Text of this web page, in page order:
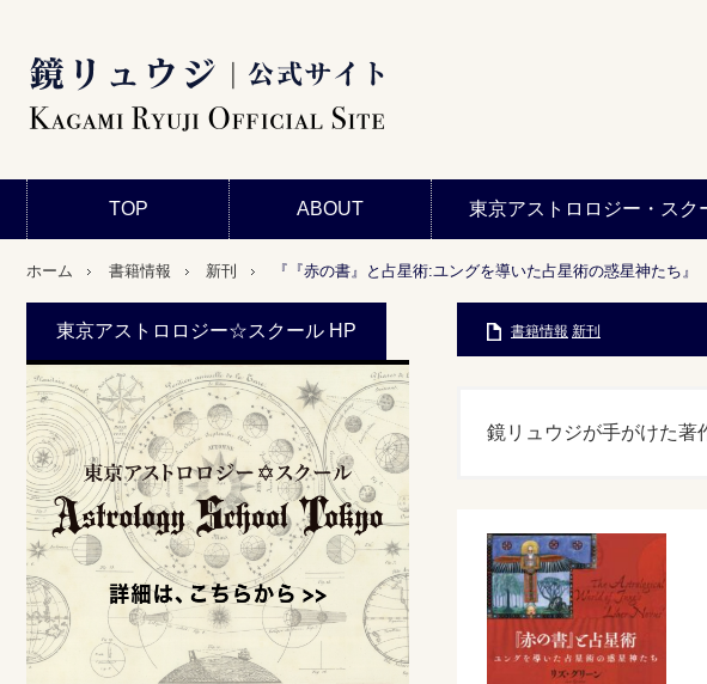
TOP ABOUT 東京アストロロジー・スク
ホーム 書籍情報 新刊 『『赤の書』と占星術:ユングを導いた占星術の惑星神たち』
書籍情報 新刊
鏡リュウジが手がけた著
東京アストロロジー☆スクール HP